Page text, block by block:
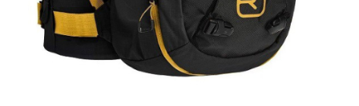
BETE TREKKING
SACI DE DORMIT
RUCSACI
Rucsaci pana la 30 litri